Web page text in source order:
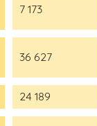
7 173
36 627
24 189